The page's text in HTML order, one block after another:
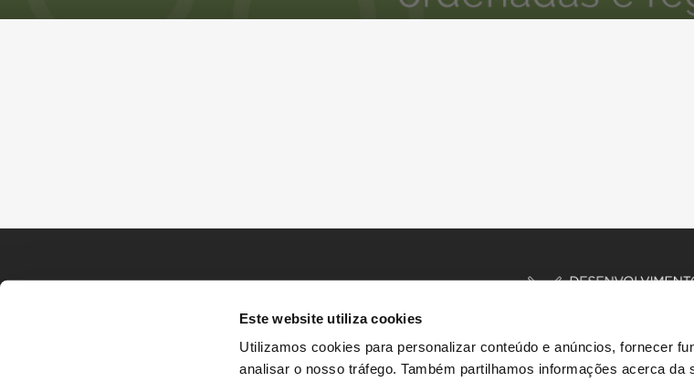
Este website utiliza cookies
Utilizamos cookies para personalizar conteúdo e anúncios, fornecer
analisar o nosso tráfego. Também partilhamos informações acerca da
INÍCIO HISTÓRIAS